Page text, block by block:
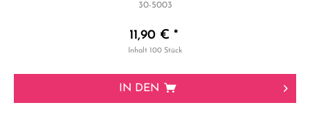
30-5003
11,90 € *
Inhalt100 Stück
IN DEN